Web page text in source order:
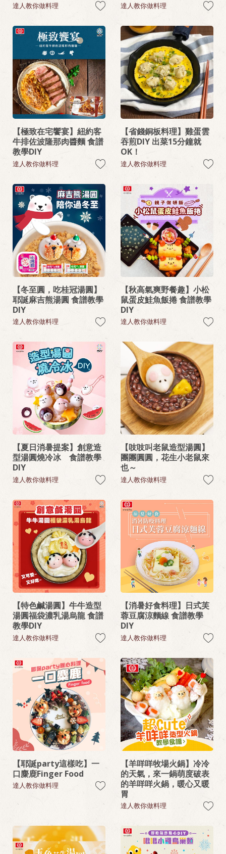
達人教你做料理 達人教你做料理
【極致在宅饗宴】紐約客
牛排佐波隆那肉醬麵 食譜
教學DIY
達人教你做料理
【省錢銅板料理】雞蛋雲
吞煎DIY 出菜15分鐘就
OK！
達人教你做料理
【冬至圓，吃桂冠湯圓】
耶誕麻吉熊湯圓 食譜教學
DIY
達人教你做料理
【秋高氣爽野餐趣】小松
鼠蛋皮鮭魚飯捲 食譜教學
DIY
達人教你做料理
【夏日消暑提案】創意造
型湯圓燒冷冰 食譜教學
DIY
達人教你做料理
【吱吱叫老鼠造型湯圓】
團團圓圓，花生小老鼠來
也～
達人教你做料理
【特色鹹湯圓】牛牛造型
湯圓福袋濃乳湯烏龍 食譜
教學DIY
達人教你做料理
【消暑好食料理】日式芙
蓉豆腐涼麵線 食譜教學
DIY
達人教你做料理
【耶誕party這樣吃】一
口麋鹿Finger Food
達人教你做料理
【羊咩咩牧場火鍋】冷冷
的天氣，來一鍋萌度破表
的羊咩咩火鍋，暖心又暖
胃
達人教你做料理